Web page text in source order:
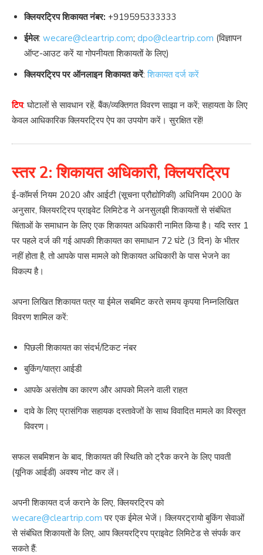
क्लियरट्रिप शिकायत नंबर: +919595333333
ईमेल: wecare@cleartrip.com; dpo@cleartrip.com (विज्ञापन
ऑप्ट-आउट करें या गोपनीयता शिकायतों के लिए)
क्लियरट्रिप पर ऑनलाइन शिकायत करें:शिकायत दर्ज करें
टिप: घोटालों से सावधान रहें, बैंक/व्यक्तिगत विवरण साझा न करें; सहायता के लिए
केवल आधिकारिक क्लियरट्रिप ऐप का उपयोग करें। सुरक्षित रहें!
स्तर 2: शिकायत अधिकारी, क्लियरट्रिप
ई-कॉमर्स नियम 2020 और आईटी (सूचना प्रौद्योगिकी) अधिनियम 2000 के
अनुसार, क्लियरट्रिप प्राइवेट लिमिटेड ने अनसुलझी शिकायतों से संबंधित
चिंताओं के समाधान के लिए एक शिकायत अधिकारी नामित किया है। यदि स्तर 1
पर पहले दर्ज की गई आपकी शिकायत का समाधान 72 घंटे (3 दिन) के भीतर
नहीं होता है, तो आपके पास मामले को शिकायत अधिकारी के पास भेजने का
विकल्प है।
अपना लिखित शिकायत पत्र या ईमेल सबमिट करते समय कृपया निम्नलिखित
विवरण शामिल करें:
पिछली शिकायत का संदर्भ/टिकट नंबर
बुकिंग/यात्रा आईडी
आपके असंतोष का कारण और आपको मिलने वाली राहत
दावे के लिए प्रासंगिक सहायक दस्तावेजों के साथ विवादित मामले का विस्तृत
विवरण।
सफल सबमिशन के बाद, शिकायत की स्थिति को ट्रैक करने के लिए पावती
(यूनिक आईडी) अवश्य नोट कर लें।
अपनी शिकायत दर्ज कराने के लिए, क्लियरट्रिप को
wecare@cleartrip.com पर एक ईमेल भेजें। क्लियरट्रायो बुकिंग सेवाओं
से संबंधित शिकायतों के लिए, आप क्लियरट्रिप प्राइवेट लिमिटेड से संपर्क कर
सकते हैं: